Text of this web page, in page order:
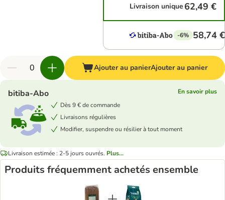
Livraison unique 62,49 €
-6% 58,74 €
Ajouter au panierAjouter au panier
bitiba-Abo
En savoir plus
Dès 9 € de commande
Livraisons régulières
Modifier, suspendre ou résilier à tout moment
Livraison estimée : 2-5 jours ouvrés. Plus...
Produits fréquemment achetés ensemble